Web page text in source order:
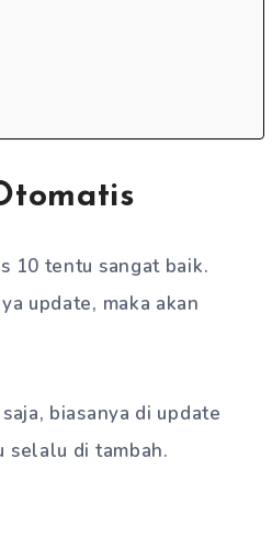
10 tentu sangat baik.
update, maka akan
biasanya di update
selalu di tambah.